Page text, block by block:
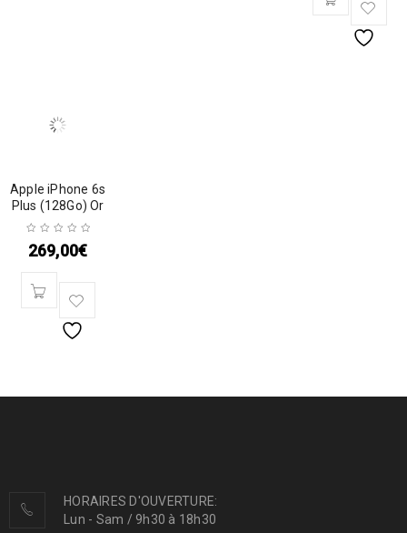
Apple iPhone 6s
Plus (128Go) Or
269,00€
HORAIRES D'OUVERTURE:
Lun - Sam / 9h30 à 18h30